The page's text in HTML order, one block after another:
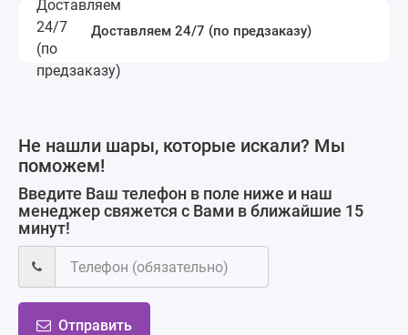
Доставляем 24/7 (по предзаказу)
Не нашли шары, которые искали? Мы
поможем!
Введите Ваш телефон в поле ниже и наш
менеджер свяжется с Вами в ближайшие 15
минут!
Отправить